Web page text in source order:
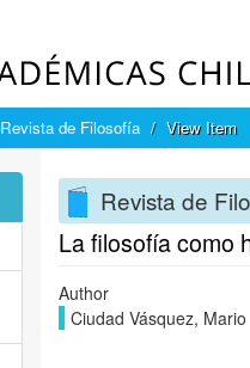
Revista de Filosofía View Item
Revista de
La filosofía como
Author
Ciudad Vásquez, Mario